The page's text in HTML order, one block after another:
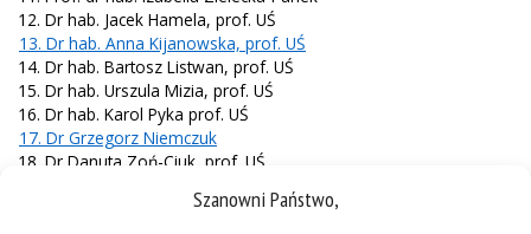
Szanowni Państwo,
12. Dr hab. Jacek Hamela, prof. UŚ
13. Dr hab. Anna Kijanowska, prof. UŚ
14. Dr hab. Bartosz Listwan, prof. UŚ
15. Dr hab. Urszula Mizia, prof. UŚ
16. Dr hab. Karol Pyka prof. UŚ
17. Dr Grzegorz Niemczuk
18. Dr Danuta Zoń-Ciuk, prof. UŚ